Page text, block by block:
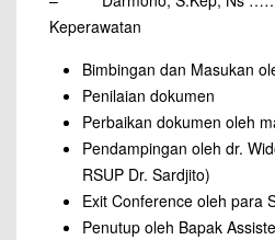
Keperawatan
Bimbingan dan Masukan
Penilaian dokumen
Perbaikan dokumen oleh
Pendampingan oleh dr.
RSUP Dr. Sardjito)
Exit Conference oleh para
Penutup oleh Bapak